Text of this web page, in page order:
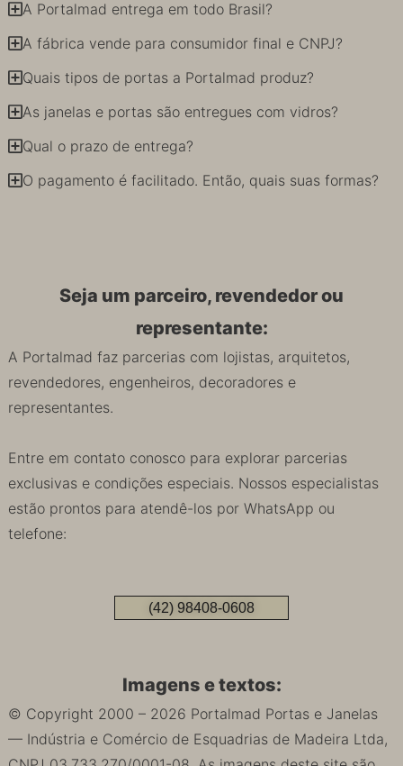
A Portalmad entrega em todo Brasil?
A fábrica vende para consumidor final e CNPJ?
Quais tipos de portas a Portalmad produz?
As janelas e portas são entregues com vidros?
Qual o prazo de entrega?
O pagamento é facilitado. Então, quais suas formas?
Seja um parceiro, revendedor ou
representante:
A Portalmad faz parcerias com lojistas, arquitetos,
revendedores, engenheiros, decoradores e
representantes.
Entre em contato conosco para explorar parcerias
exclusivas e condições especiais. Nossos especialistas
estão prontos para atendê-los por WhatsApp ou
telefone:
(42) 98408-0608
Imagens e textos:
© Copyright 2000 – 2026 Portalmad Portas e Janelas
— Indústria e Comércio de Esquadrias de Madeira Ltda,